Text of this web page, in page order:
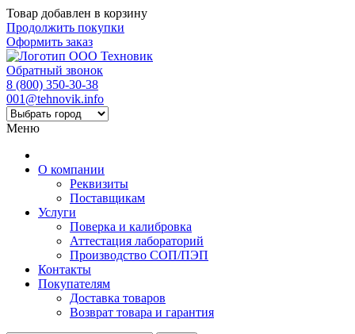
Товар добавлен в корзину
Продолжить покупки
Оформить заказ
Обратный звонок
8 (800) 350-30-38
001@tehnovik.info
Меню
О компании
Реквизиты
Поставщикам
Услуги
Поверка и калибровка
Аттестация лабораторий
Производство СОП/ПЭП
Контакты
Покупателям
Доставка товаров
Возврат товара и гарантия